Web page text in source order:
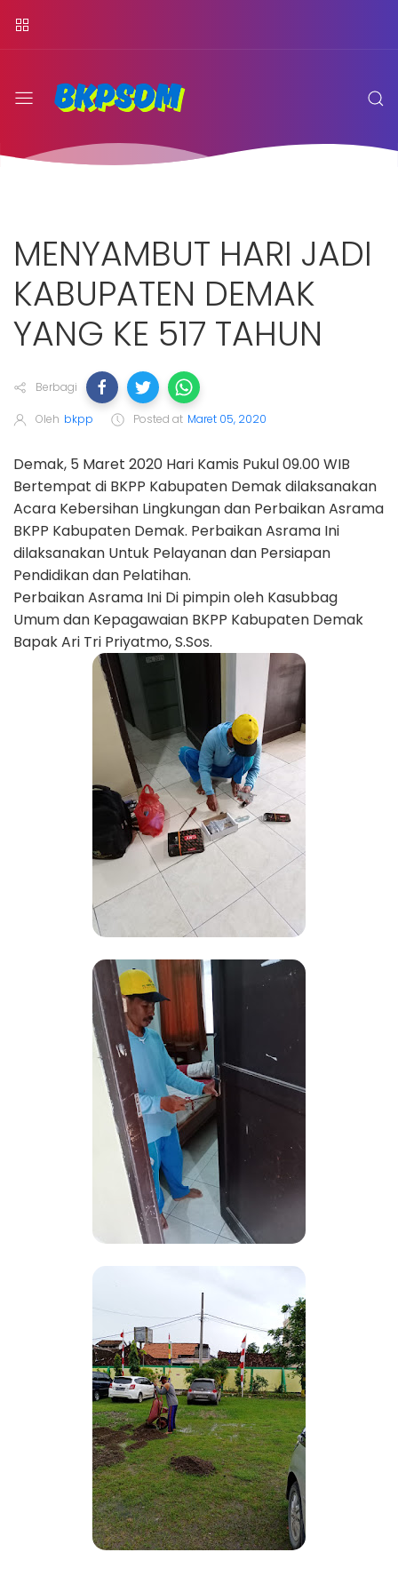
MENYAMBUT HARI JADI
KABUPATEN DEMAK
YANG KE 517 TAHUN
Berbagi
Oleh bkpp Posted at Maret 05, 2020
Demak, 5 Maret 2020 Hari Kamis Pukul 09.00 WIB
Bertempat di BKPP Kabupaten Demak dilaksanakan
Acara Kebersihan Lingkungan dan Perbaikan Asrama
BKPP Kabupaten Demak. Perbaikan Asrama Ini
dilaksanakan Untuk Pelayanan dan Persiapan
Pendidikan dan Pelatihan.
Perbaikan Asrama Ini Di pimpin oleh Kasubbag
Umum dan Kepagawaian BKPP Kabupaten Demak
Bapak Ari Tri Priyatmo, S.Sos.